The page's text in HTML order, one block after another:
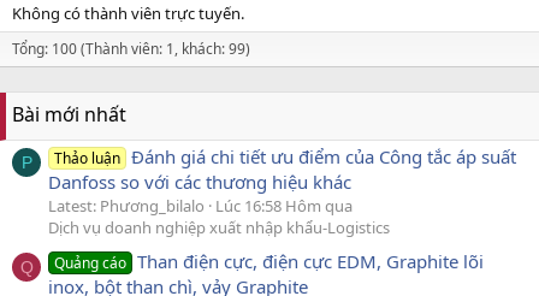
Không có thành viên trực tuyến.
Tổng: 100 (Thành viên: 1, khách: 99)
Bài mới nhất
P Thảo luận Đánh giá chi tiết ưu điểm của Công tắc áp suất
Danfoss so với các thương hiệu khác
Latest: Phương_bilalo
Lúc 16:58 Hôm qua
Dịch vụ doanh nghiệp xuất nhập khẩu-Logistics
Q Quảng cáo Than điện cực, điện cực EDM, Graphite lõi
inox, bột than chì, vảy Graphite